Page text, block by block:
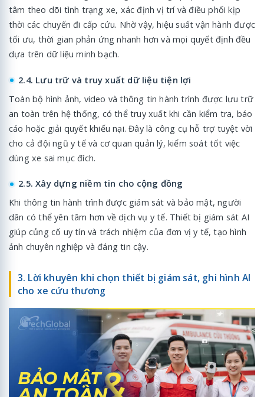
tâm theo dõi tình trạng xe, xác định vị trí và điều phối kịp
thời các chuyến đi cấp cứu. Nhờ vậy, hiệu suất vận hành được
tối ưu, thời gian phản ứng nhanh hơn và mọi quyết định đều
dựa trên dữ liệu minh bạch.
2.4. Lưu trữ và truy xuất dữ liệu tiện lợi
Toàn bộ hình ảnh, video và thông tin hành trình được lưu trữ
an toàn trên hệ thống, có thể truy xuất khi cần kiểm tra, báo
cáo hoặc giải quyết khiếu nại. Đây là công cụ hỗ trợ tuyệt vời
cho cả đội ngũ y tế và cơ quan quản lý, kiểm soát tốt việc
dùng xe sai mục đích.
2.5. Xây dựng niềm tin cho cộng đồng
Khi thông tin hành trình được giám sát và bảo mật, người
dân có thể yên tâm hơn về dịch vụ y tế. Thiết bị giám sát AI
giúp củng cố uy tín và trách nhiệm của đơn vị y tế, tạo hình
ảnh chuyên nghiệp và đáng tin cậy.
3. Lời khuyên khi chọn thiết bị giám sát, ghi hình AI
cho xe cứu thương